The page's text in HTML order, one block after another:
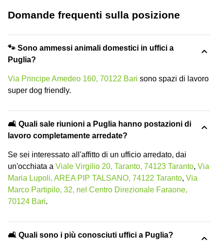
Domande frequenti sulla posizione
🐾 Sono ammessi animali domestici in uffici a
Puglia?
Via Principe Amedeo 160, 70122 Bari sono spazi di lavoro
super dog friendly.
🛋️ Quali sale riunioni a Puglia hanno postazioni di
lavoro completamente arredate?
Se sei interessato all'affitto di un ufficio arredato, dai
un'occhiata a Viale Virgilio 20, Taranto, 74123 Taranto, Via
Maria Lupoli, AREA PIP TALSANO, 74122 Taranto, Via
Marco Partipilo, 32, nel Centro Direzionale Faraone,
70124 Bari.
🛋️ Quali sono i più conosciuti uffici a Puglia?